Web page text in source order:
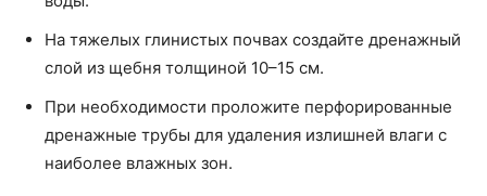
На тяжелых глинистых почвах создайте дренажный
слой из щебня толщиной 10–15 см.
При необходимости проложите перфорированные
дренажные трубы для удаления излишней влаги с
наиболее влажных зон.